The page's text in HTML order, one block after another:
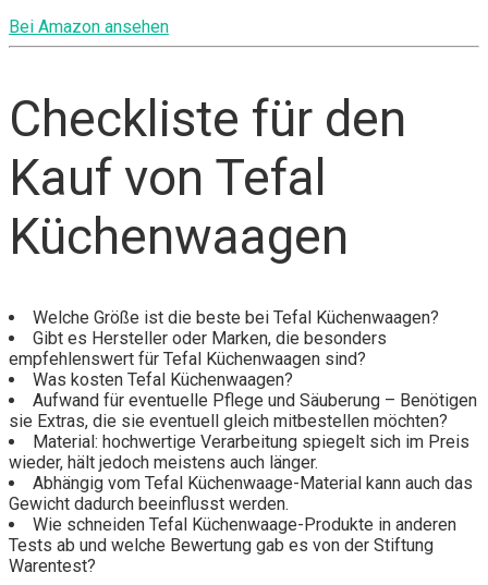
Bei Amazon ansehen
Checkliste für den
Kauf von Tefal
Küchenwaagen
Welche Größe ist die beste bei Tefal Küchenwaagen?
Gibt es Hersteller oder Marken, die besonders
empfehlenswert für Tefal Küchenwaagen sind?
Was kosten Tefal Küchenwaagen?
Aufwand für eventuelle Pflege und Säuberung – Benötigen
sie Extras, die sie eventuell gleich mitbestellen möchten?
Material: hochwertige Verarbeitung spiegelt sich im Preis
wieder, hält jedoch meistens auch länger.
Abhängig vom Tefal Küchenwaage-Material kann auch das
Gewicht dadurch beeinflusst werden.
Wie schneiden Tefal Küchenwaage-Produkte in anderen
Tests ab und welche Bewertung gab es von der Stiftung
Warentest?